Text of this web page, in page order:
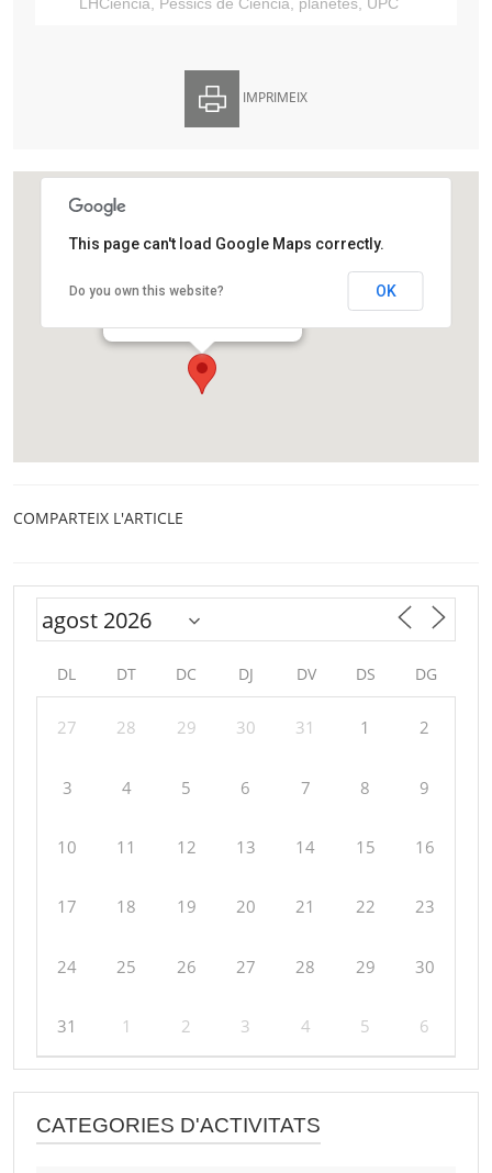
LHCiència, Pessics de Ciència, planetes, UPC
IMPRIMEIX
Centre Cultural Sant Josep
Avinguda d'Isabel la Catòlica,32
This page can't load Google Maps correctly.
Do you own this website? OK
COMPARTEIX L'ARTICLE
DL DT DC DJ DV DS DG
27 28 29 30 31 1 2
3 4 5 6 7 8 9
10 11 12 13 14 15 16
17 18 19 20 21 22 23
24 25 26 27 28 29 30
31 1 2 3 4 5 6
CATEGORIES D'ACTIVITATS